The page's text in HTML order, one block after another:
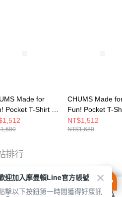
Made for
Pocket T-Shirt 男
上衣 黑色
CHUMS Made
Fun! Pocket T-
短袖上衣 米灰色
CH012746G057
NT$1,512
NT$1,680
排行
站使用 cookie 方式之詳情，及若您不希
腦的 cookie 設定，請參閱本網站「
隱私
迎加入摩曼頓Line官方帳號
擊以下按鈕第一時間獲得好康訊